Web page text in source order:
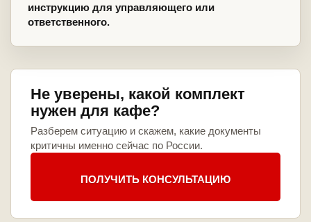
инструкцию для управляющего или
ответственного.
Не уверены, какой комплект
нужен для кафе?
Разберем ситуацию и скажем, какие документы
критичны именно сейчас по России.
ПОЛУЧИТЬ КОНСУЛЬТАЦИЮ